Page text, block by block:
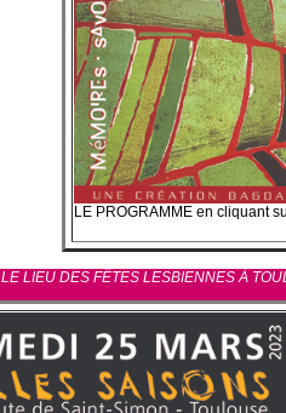
LE PROGRAMME en cliquant
LE LIEU DES FÊTES LESBIENNES À